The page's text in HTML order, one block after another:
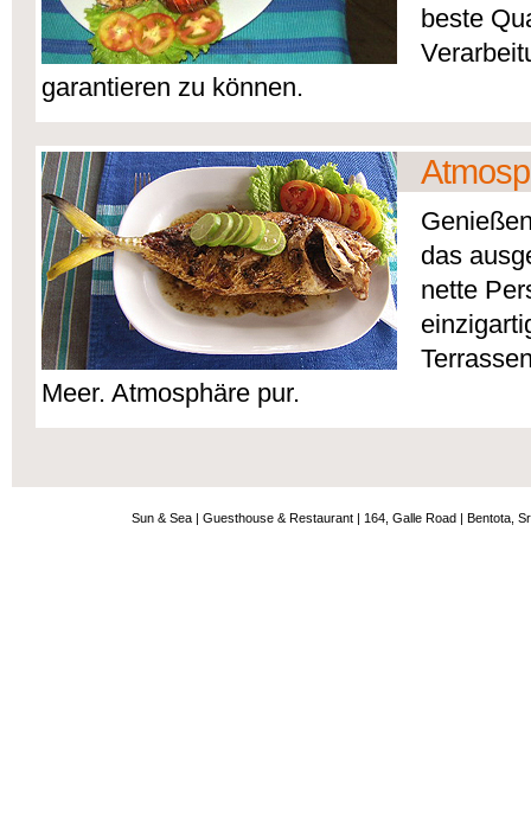
beste
garantieren zu können.
das
nette
Meer. Atmosphäre pur.
Sun & Sea | Guesthouse & Restaurant | 164, Galle Road | Bentota,